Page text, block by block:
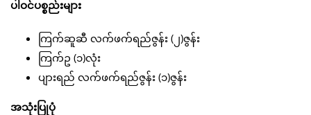
ပါဝင်ပစ္စည်းများ
ကြက်ဆူဆီ လက်ဖက်ရည်ဇွန်း (၂)ဇွန်း
ကြက်ဥ (၁)လုံး
ပျားရည် လက်ဖက်ရည်ဇွန်း (၁)ဇွန်း
အသုံးပြုပုံ